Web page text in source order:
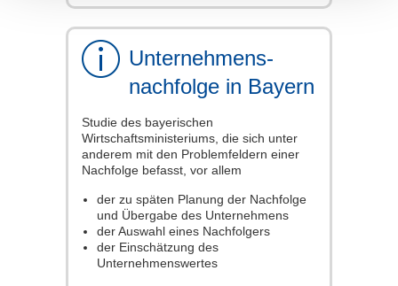
Unternehmens-
nachfolge in Bayern
Studie des bayerischen
Wirtschaftsministeriums, die sich unter
anderem mit den Problemfeldern einer
Nachfolge befasst, vor allem
der zu späten Planung der Nachfolge
und Übergabe des Unternehmens
der Auswahl eines Nachfolgers
der Einschätzung des
Unternehmenswertes